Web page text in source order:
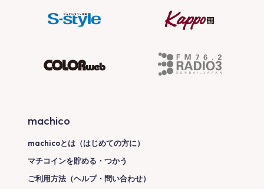
machico
machicoとは（はじめての方に）
マチコインを貯める・つかう
ご利用方法（ヘルプ・問い合わせ）